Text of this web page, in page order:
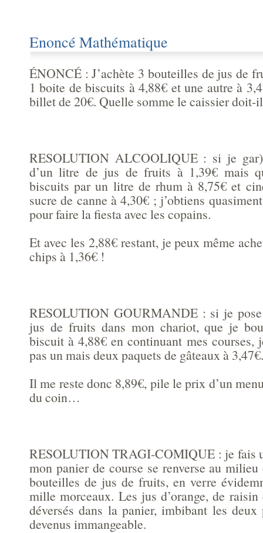
Enoncé Mathématique
ÉNONCÉ : J’achète 3 bouteilles de jus de
1 boite de biscuits à 4,88€ et une autre à
billet de 20€. Quelle somme le caissier doit-
RESOLUTION ALCOOLIQUE : si je
d’un litre de jus de fruits à 1,39€ mais
biscuits par un litre de rhum à 8,75€ et
sucre de canne à 4,30€ ; j’obtiens
pour faire la fiesta avec les copains.
Et avec les 2,88€ restant, je peux même
chips à 1,36€ !
RESOLUTION GOURMANDE : si je
jus de fruits dans mon chariot, que je
biscuit à 4,88€ en continuant mes courses,
pas un mais deux paquets de gâteaux à 3,47€.
Il me reste donc 8,89€, pile le prix d’un
du coin…
RESOLUTION TRAGI-COMIQUE : je fais
mon panier de course se renverse au
bouteilles de jus de fruits, en verre
mille morceaux. Les jus d’orange, de raisin
déversés dans la panier, imbibant les
devenus immangeable.